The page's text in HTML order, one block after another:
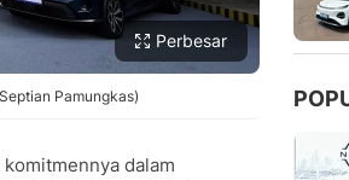
Perbesar
Pamungkas)
dalam